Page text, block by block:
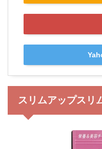
スリムアップスリ